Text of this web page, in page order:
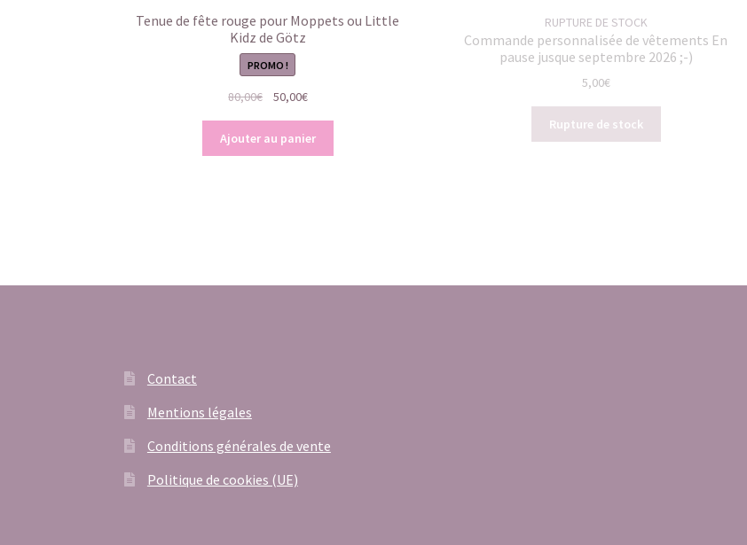
Tenue de fête rouge pour Moppets ou Little
Kidz de Götz
PROMO !
80,00€
Le
initial
était :
50,00€Le
actuel
est :
Ajouter au panier
RUPTURE DE STOCK
Commande personnalisée de vêtements En
pause jusque septembre 2026 ;-)
5,00€
Rupture de stock
Contact
Mentions légales
Conditions générales de vente
Politique de cookies (UE)